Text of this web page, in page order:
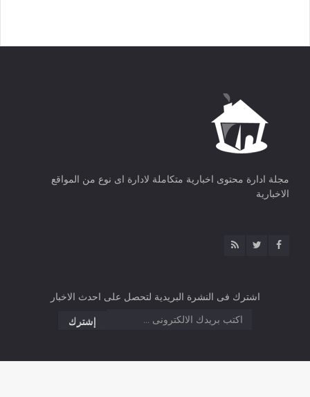
مجلة ادارة محتوى اخبارية متكاملة لادارة اى نوع من المواقع
الاخبارية
اشترك فى النشرة البريدية لتحصل على احدث الاخبار